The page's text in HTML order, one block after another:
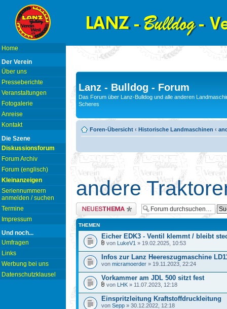
Home
Der Verein
Über uns
Presseberichte
Veranstaltungen
Fotogalerie
Anreise
Kontakt
Die Szene
Diskussionsforum
Forum Archiv
Forum (englisch)
Kleinanzeigen
Seriennummern
anmelden / suchen
Termine
Impressum
Und noch...
Umfragen
Links
Werbung bei uns
Datenschutzklausel
Lanz - Bulldog - Forum
Das Forum über Lanz-Bulldog und alle anderen
Scheres
Foren-Übersicht ‹ Historische Landmaschinen ‹
andere
Neues Thema erstellen
THEMEN
Eicher EDK3 - Ventil klemmt / bleibt
von LukeV1 » 19.02.2025, 10:53
Infos zur Lanz Heereszugmaschine
von micramoerder » 19.11.2023, 22:24
Vorkammer am JDL 500 sitzt fest
von LHK » 11.07.2023, 12:18
Einspritzleitung Kraftstoffdruckleitung
von Sepp » 30.12.2022, 12:18